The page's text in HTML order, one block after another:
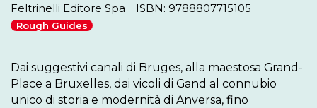
Feltrinelli Editore Spa ISBN: 9788807715105
Rough Guides
Dai suggestivi canali di Bruges, alla maestosa Grand-
Place a Bruxelles, dai vicoli di Gand al connubio
unico di storia e modernità di Anversa, fino